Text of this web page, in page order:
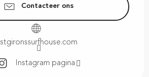
Contacteer ons
stgironssurfhouse.com
Instagram pagina